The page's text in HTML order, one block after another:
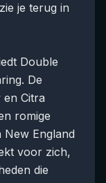
je terug in
Double
De
en Citra
romige
England
voor zich,
die